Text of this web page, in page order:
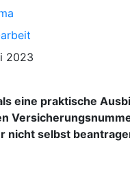
2023
eine praktische
nicht selbst